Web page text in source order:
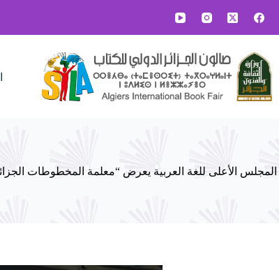
المحتوى
المجلس الأعلى للغة العربية يعرض “معلمة المخطوطات